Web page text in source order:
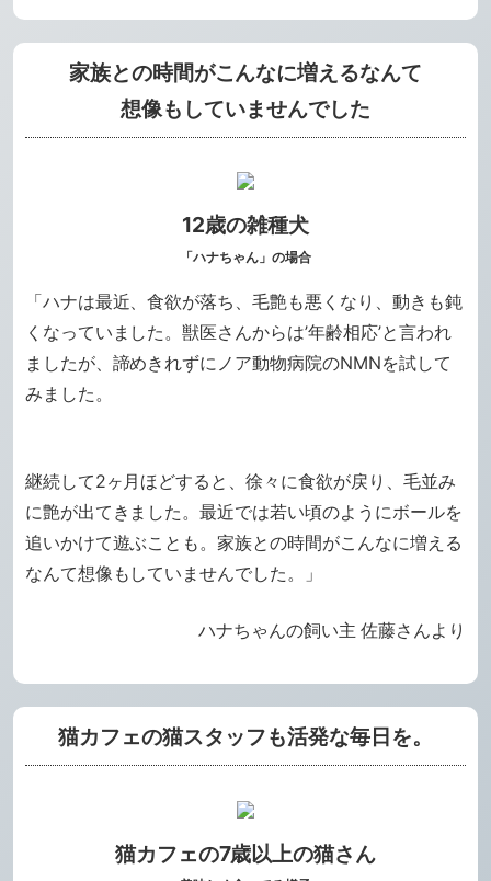
家族との時間がこんなに増えるなんて
想像もしていませんでした
12歳の雑種犬
「ハナちゃん」の場合
「ハナは最近、食欲が落ち、毛艶も悪くなり、動きも鈍
くなっていました。獣医さんからは’年齢相応’と言われ
ましたが、諦めきれずにノア動物病院のNMNを試して
みました。
継続して2ヶ月ほどすると、徐々に食欲が戻り、毛並み
に艶が出てきました。最近では若い頃のようにボールを
追いかけて遊ぶことも。家族との時間がこんなに増える
なんて想像もしていませんでした。」
ハナちゃんの飼い主 佐藤さんより
猫カフェの猫スタッフも活発な毎日を。
猫カフェの7歳以上の猫さん